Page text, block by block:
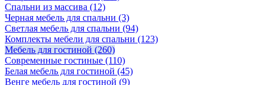
Спальни из массива (12)
Черная мебель для спальни (3)
Светлая мебель для спальни (94)
Комплекты мебели для спальни (123)
Мебель для гостиной (260)
Современные гостиные (110)
Белая мебель для гостиной (45)
Венге мебель для гостиной (9)